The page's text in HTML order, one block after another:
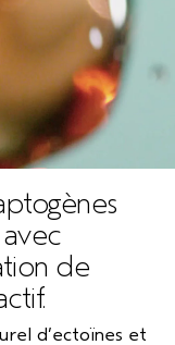
de
d’ectoïnes et